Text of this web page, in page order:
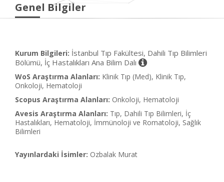
Genel Bilgiler
Kurum Bilgileri: İstanbul Tıp Fakültesi, Dahili Tıp Bilimleri
Bölümü, İç Hastalıkları Ana Bilim Dalı
WoS Araştırma Alanları: Klinik Tıp (Med), Klinik Tıp,
Onkoloji, Hematoloji
Scopus Araştırma Alanları: Onkoloji, Hematoloji
Avesis Araştırma Alanları: Tıp, Dahili Tıp Bilimleri, İç
Hastalıkları, Hematoloji, İmmünoloji ve Romatoloji, Sağlık
Bilimleri
Yayınlardaki İsimler: Ozbalak Murat